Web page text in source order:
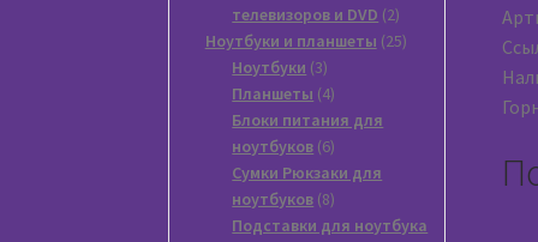
PC-
189-
15
телевизоров и DVD 22
товара
Ноутбуки и планшеты 2525
Ноутбуки 33
товара
Планшеты 44
товара
Блоки питания для
ноутбуков 66
товаров
Сумки Рюкзаки для
ноутбуков 88
товаров
Подставки для ноутбука